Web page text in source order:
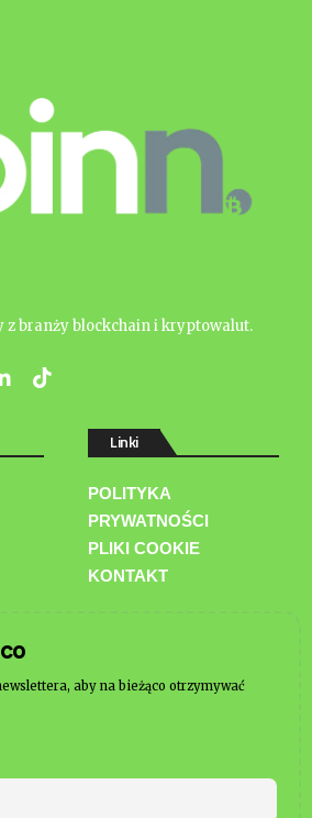
branży blockchain i kryptowalut.
Linki
POLITYKA
PRYWATNOŚCI
PLIKI COOKIE
KONTAKT
aby na bieżąco otrzymywać